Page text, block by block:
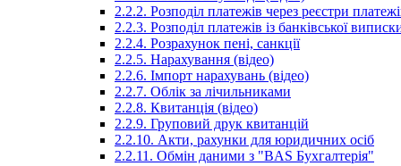
2.2.2. Розподіл платежів через реєстри
2.2.3. Розподіл платежів із банківської
2.2.4. Розрахунок пені, санкції
2.2.5. Нарахування (відео)
2.2.6. Імпорт нарахувань (відео)
2.2.7. Облік за лічильниками
2.2.8. Квитанція (відео)
2.2.9. Груповий друк квитанцій
2.2.10. Акти, рахунки для юридичних осіб
2.2.11. Обмін даними з "BAS Бухгалтерія"